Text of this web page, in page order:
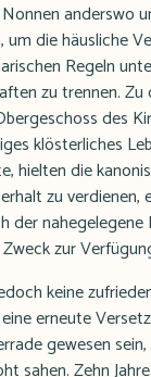
anderswo
die häusliche
Regeln
zu trennen.
des
klösterliches
hielten die
zu
der
zur
keine
erneute
gewesen
sahen. Zehn